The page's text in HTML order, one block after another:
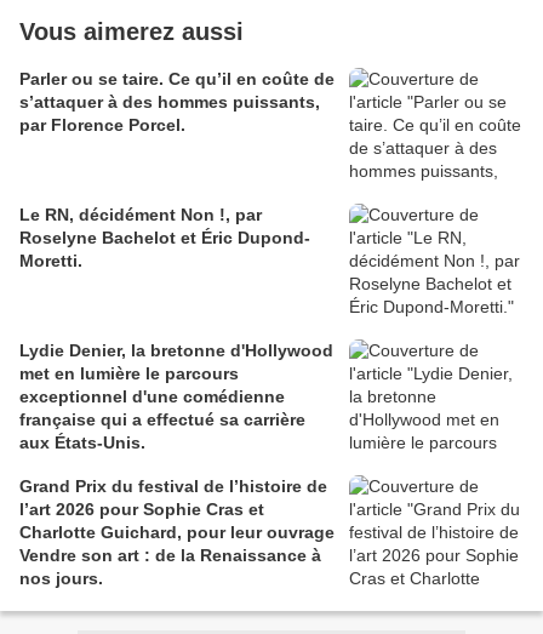
Vous aimerez aussi
Parler ou se taire. Ce qu’il en coûte de
s’attaquer à des hommes puissants,
par Florence Porcel.
Le RN, décidément Non !, par
Roselyne Bachelot et Éric Dupond-
Moretti.
Lydie Denier, la bretonne d'Hollywood
met en lumière le parcours
exceptionnel d'une comédienne
française qui a effectué sa carrière
aux États-Unis.
Grand Prix du festival de l’histoire de
l’art 2026 pour Sophie Cras et
Charlotte Guichard, pour leur ouvrage
Vendre son art : de la Renaissance à
nos jours.